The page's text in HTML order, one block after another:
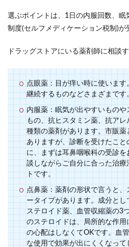
選ぶポイントは、1日の内服回数、眠
制度(セルフメディケーション税制)が
ドラッグストアにいる薬剤師に相談
点眼薬：目が痒い時に使いま
継続するものなどさまざまです
内服薬：眠気が出やすいもの
もの、抗ヒスタミン薬、抗ア
種類の薬剤があります。市販
ありますが、診断を受けたこ
に、まずは耳鼻咽喉科の受診
談しながらご自分に合った治療
トです。
点鼻薬：薬剤の形状で言うと
ータイプがあります。成分と
ステロイド薬、血管収縮薬の3
のステロイドは、局所的な作
の心配はしなくてOKです。血
な使用で効果が出にくくなっ